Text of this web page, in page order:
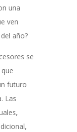
una
ven
año?
se
futuro
Las